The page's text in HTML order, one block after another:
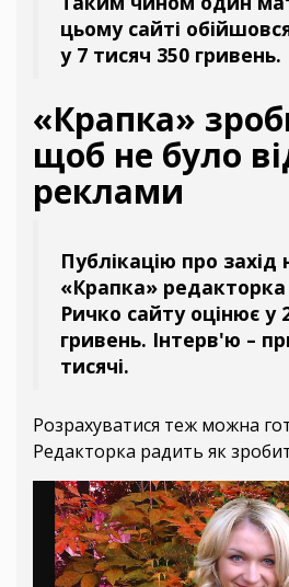
цьому сайті
у 7 тисяч 350 гривень.
«Крапка»
щоб не було
реклами
Публікацію про захід
«Крапка» редакторка
Ричко сайту оцінює у
гривень. Інтерв'ю –
тисячі.
Розрахуватися теж можна
Редакторка радить як